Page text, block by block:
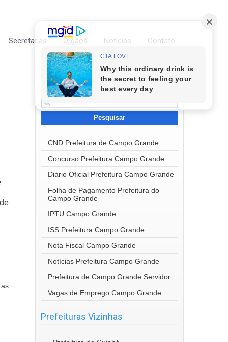
Secretarias Órgãos Notícias Contato
Pesquisar
por:
CND Prefeitura de Campo Grande
Concurso Prefeitura Campo Grande
Diário Oficial Prefeitura Campo Grande
Folha de Pagamento Prefeitura do
Campo Grande
IPTU Campo Grande
ISS Prefeitura Campo Grande
Nota Fiscal Campo Grande
Notícias Prefeitura Campo Grande
Prefeitura de Campo Grande Servidor
Vagas de Emprego Campo Grande
Prefeituras Vizinhas